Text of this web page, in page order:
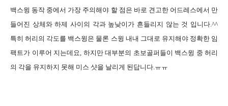
백스윙 동작 중에서 가장 주의해야 할 점은 바로 견고한 어드레스에서 만
들어진 상체와 하제 사이의 각과 높낮이가 흔들리지 않는 것 입니다.^^
특히 허리의 각도를 백스윙은 물론 스윙 내내 그대로 유지해야 정확한 임
팩트가 이루어 지는데요, 하지만 대부분의 초보골퍼들이 백스윙 중 허리
의 각을 유지하지 못해 미스 샷을 날리게 된답니다.ㅠㅠ